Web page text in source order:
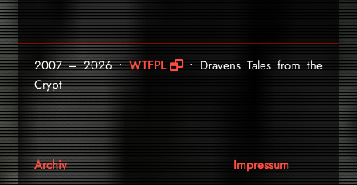
2007 – 2026 •WTFPL
• Dravens Tales from the
Crypt
Archiv
Impressum